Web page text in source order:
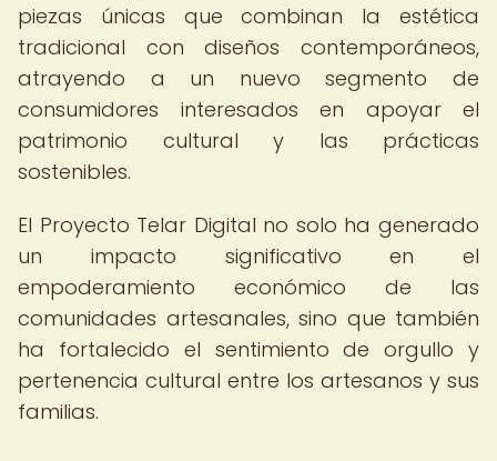
piezas únicas que combinan la estética
tradicional con diseños contemporáneos,
atrayendo a un nuevo segmento de
consumidores interesados en apoyar el
patrimonio cultural y las prácticas
sostenibles.
El Proyecto Telar Digital no solo ha generado
un impacto significativo en el
empoderamiento económico de las
comunidades artesanales, sino que también
ha fortalecido el sentimiento de orgullo y
pertenencia cultural entre los artesanos y sus
familias.